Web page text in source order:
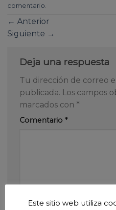
comentario
← Anterior
Siguiente →
Deja una respuesta
Tu dirección de correo
publicada. Los campos
marcados con *
Comentario *
Nombre*
Este sitio web utiliza